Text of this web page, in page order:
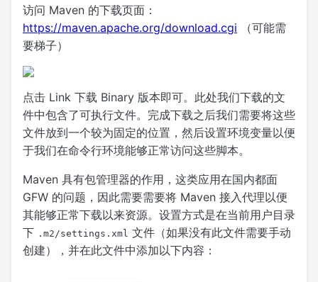
访问 Maven 的下载页面：
https://maven.apache.org/download.cgi （可能需
要梯子）
点击 Link 下载 Binary 版本即可。此处我们下载的文
件中包含了可执行文件。完成下载之后我们需要将这些
文件放到一个较为固定的位置，然后设置环境变量以便
于我们在命令行环境能够正常访问这些脚本。
Maven 具有包管理器的作用，这类应用在国内都面
GFW 的问题，因此需要需要将 Maven 接入代理以便
其能够正常下载以来资源。设置方式是在当前用户目录
下 .m2/settings.xml 文件（如果没有此文件需要手动
创建），并在此文件中添加以下内容：